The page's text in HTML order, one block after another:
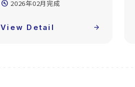
build_circle 2026年02月完成
View Detail arrow_forward